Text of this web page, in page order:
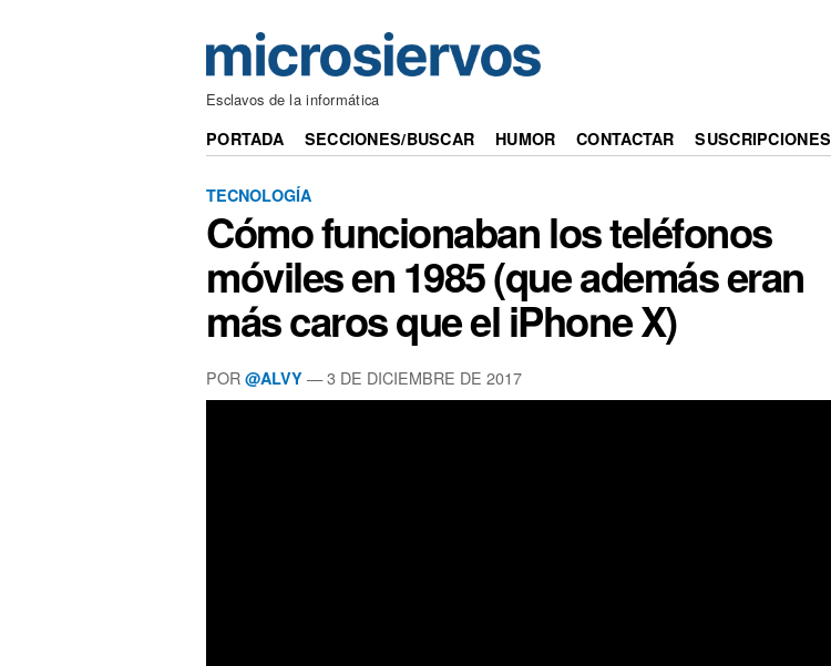
Esclavos de la informática
PORTADA SECCIONES/BUSCAR HUMOR CONTACTAR SUSCRIPCIONES
TECNOLOGÍA
Cómo funcionaban los teléfonos
móviles en 1985 (que además eran
más caros que el iPhone X)
POR @ALVY — 3 DE DICIEMBRE DE 2017